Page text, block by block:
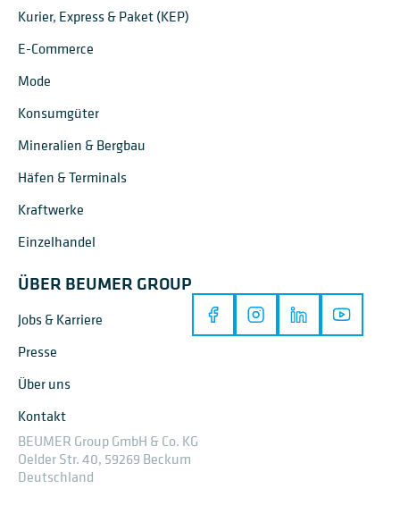
Kurier, Express & Paket (KEP)
E-Commerce
Mode
Konsumgüter
Mineralien & Bergbau
Häfen & Terminals
Kraftwerke
Einzelhandel
ÜBER BEUMER GROUP
Jobs & Karriere
Presse
Über uns
Kontakt
BEUMER Group GmbH & Co. KG
Oelder Str. 40, 59269 Beckum
Deutschland